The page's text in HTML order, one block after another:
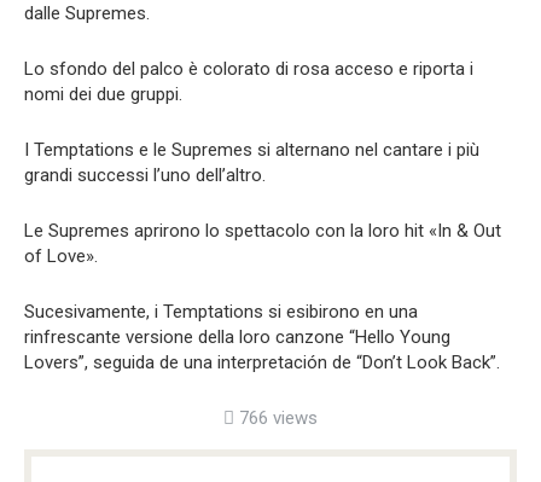
dalle Supremes.
Lo sfondo del palco è colorato di rosa acceso e riporta i
nomi dei due gruppi.
I Temptations e le Supremes si alternano nel cantare i più
grandi successi l’uno dell’altro.
Le Supremes aprirono lo spettacolo con la loro hit «In & Out
of Love».
Sucesivamente, i Temptations si esibirono en una
rinfrescante versione della loro canzone “Hello Young
Lovers”, seguida de una interpretación de “Don’t Look Back”.
766 views